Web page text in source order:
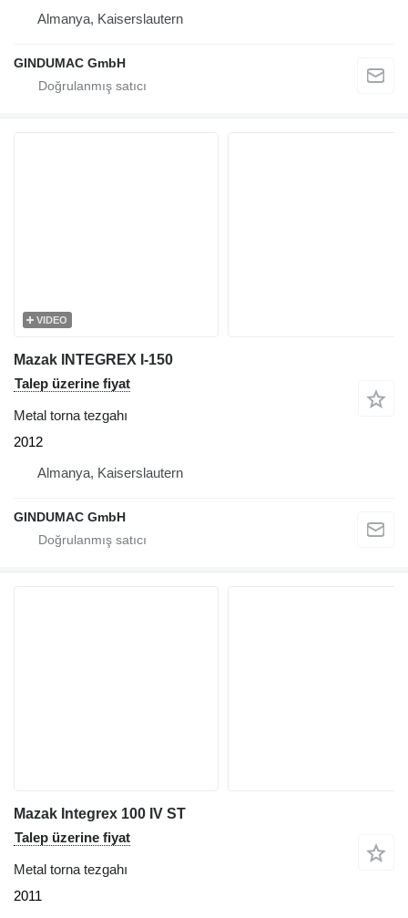
Almanya, Kaiserslautern
GINDUMAC GmbH
VIDEO
Mazak INTEGREX I-150
Talep üzerine fiyat
Metal torna tezgahı
2012
Almanya, Kaiserslautern
GINDUMAC GmbH
Mazak Integrex 100 IV ST
Talep üzerine fiyat
Metal torna tezgahı
2011